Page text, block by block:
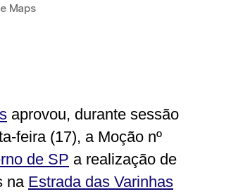
Maps
aprovou, durante sessão
feira (17), a Moção nº
de SP a realização de
na Estrada das Varinhas